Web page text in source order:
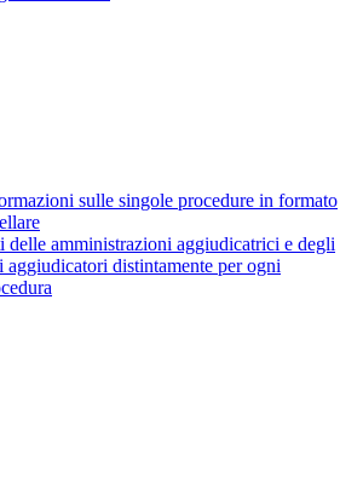
sulle singole procedure in formato
delle amministrazioni aggiudicatrici e degli
aggiudicatori distintamente per ogni